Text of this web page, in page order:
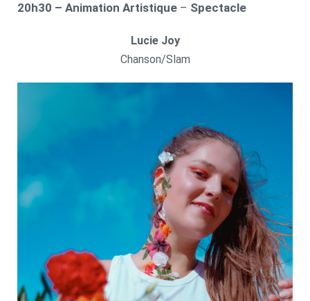
20h30 – Animation Artistique – Spectacle
Lucie Joy
Chanson/Slam